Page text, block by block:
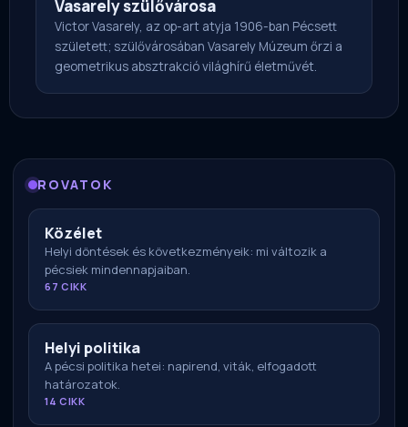
Vasarely szülővárosa
Victor Vasarely, az op-art atyja 1906-ban Pécsett
született; szülővárosában Vasarely Múzeum őrzi a
geometrikus absztrakció világhírű életművét.
ROVATOK
Közélet
Helyi döntések és következményeik: mi változik a
pécsiek mindennapjaiban.
67 CIKK
Helyi politika
A pécsi politika hetei: napirend, viták, elfogadott
határozatok.
14 CIKK